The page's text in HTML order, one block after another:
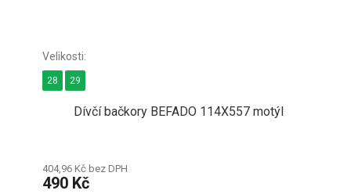
Dívčí bačkory BEFADO 114X557 motýl
404,96 Kč bez DPH
490 Kč
28 29